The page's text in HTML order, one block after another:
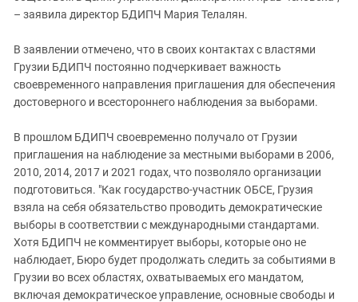
– заявила директор БДИПЧ Мария Телалян.
В заявлении отмечено, что в своих контактах с властями
Грузии БДИПЧ постоянно подчеркивает важность
своевременного направления приглашения для обеспечения
достоверного и всестороннего наблюдения за выборами.
В прошлом БДИПЧ своевременно получало от Грузии
приглашения на наблюдение за местными выборами в 2006,
2010, 2014, 2017 и 2021 годах, что позволяло организации
подготовиться. "Как государство-участник ОБСЕ, Грузия
взяла на себя обязательство проводить демократические
выборы в соответствии с международными стандартами.
Хотя БДИПЧ не комментирует выборы, которые оно не
наблюдает, Бюро будет продолжать следить за событиями в
Грузии во всех областях, охватываемых его мандатом,
включая демократическое управление, основные свободы и